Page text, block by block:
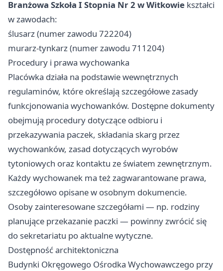
Branżowa Szkoła I Stopnia Nr 2 w Witkowie kształci
w zawodach:
ślusarz (numer zawodu 722204)
murarz-tynkarz (numer zawodu 711204)
Procedury i prawa wychowanka
Placówka działa na podstawie wewnętrznych
regulaminów, które określają szczegółowe zasady
funkcjonowania wychowanków. Dostępne dokumenty
obejmują procedury dotyczące odbioru i
przekazywania paczek, składania skarg przez
wychowanków, zasad dotyczących wyrobów
tytoniowych oraz kontaktu ze światem zewnętrznym.
Każdy wychowanek ma też zagwarantowane prawa,
szczegółowo opisane w osobnym dokumencie.
Osoby zainteresowane szczegółami — np. rodziny
planujące przekazanie paczki — powinny zwrócić się
do sekretariatu po aktualne wytyczne.
Dostępność architektoniczna
Budynki Okręgowego Ośrodka Wychowawczego przy